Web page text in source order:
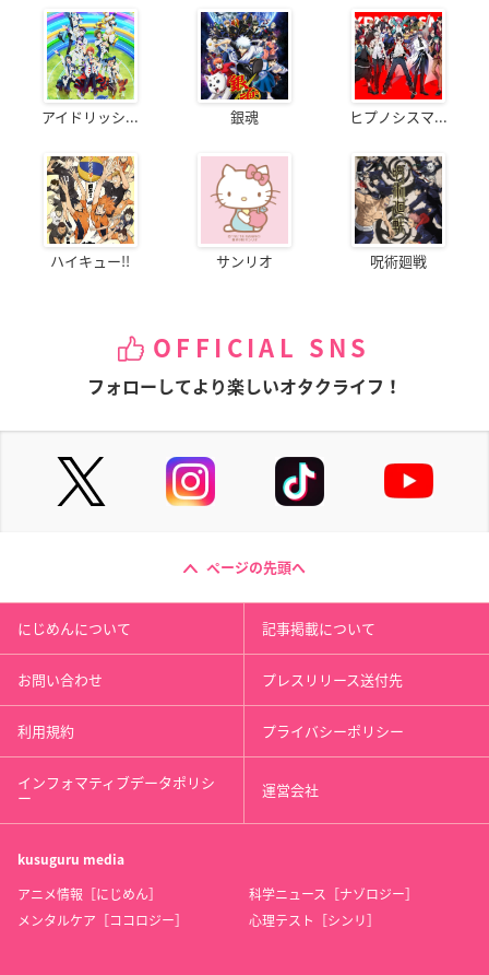
アイドリッシ... 銀魂 ヒプノシスマ...
ハイキュー!! サンリオ 呪術廻戦
OFFICIAL SNS
フォローしてより楽しいオタクライフ！
ページの先頭へ
にじめんについて 記事掲載について
お問い合わせ プレスリリース送付先
利用規約 プライバシーポリシー
インフォマティブデータポリシ
ー 運営会社
kusuguru media
アニメ情報［にじめん］
科学ニュース［ナゾロジー］
メンタルケア［ココロジー］
心理テスト［シンリ］